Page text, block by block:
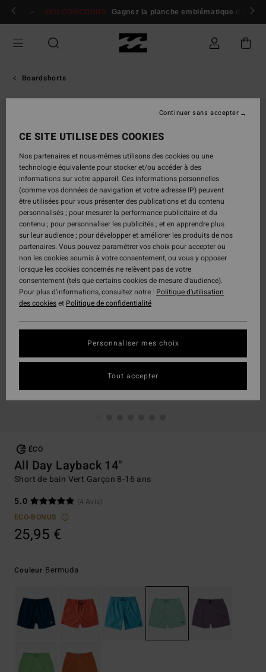
Passer
Se connecter / s'inscrire
JEU CONCOURS Gagnez la planche emblématique d'Andy
Boardshorts
ÉCO
All Day Layback 14"
Short de bain Vert Garçon 8-16 ans
5.0
(4 Avis)
ECO-BONUS
25,95 €
Couleur Bermuda
CE SITE UTILISE DES COOKIES
Nos partenaires et nous-mêmes utilisons des cookies ou une
technologie équivalente pour stocker et/ou accéder à des
informations sur votre appareil. Ces informations personnelles
(comme vos données de navigation et votre adresse IP) peuvent
être utilisées pour vous présenter des publications et du contenu
personnalisés ; pour mesurer la performance publicitaire et du
contenu ; pour personnaliser les publicités ; et en apprendre plus
sur leur audience ; pour développer et améliorer les produits de nos
partenaires. Vous pouvez paramétrer vos choix pour accepter ou
non les cookies soumis à votre consentement, ou vous y opposer
lorsque les cookies concernés ne relèvent pas de votre
consentement (tels que certains cookies de mesure d’audience).
Pour plus d'informations, consultez notre : Politique d'utilisation
des cookieset Politique de confidentialité
Personnaliser mes choix
Continuer sans accepter
Tout accepter